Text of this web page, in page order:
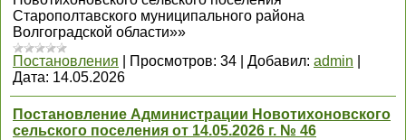
Старополтавского муниципального района
Волгоградской области»»
Постановления
Просмотров: 34 Добавил: admin
Дата: 14.05.2026
Постановление Администрации Новотихоновского
сельского поселения от 14.05.2026 г. № 46